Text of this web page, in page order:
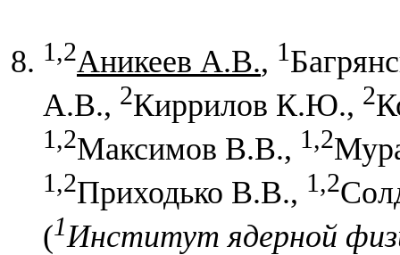
1,2Аникеев А.В., 1
А.В., 2Киррилов К.Ю., 2
1,2Максимов В.В., 1,2
1,2Приходько В.В., 1,2
(1Институт ядерной